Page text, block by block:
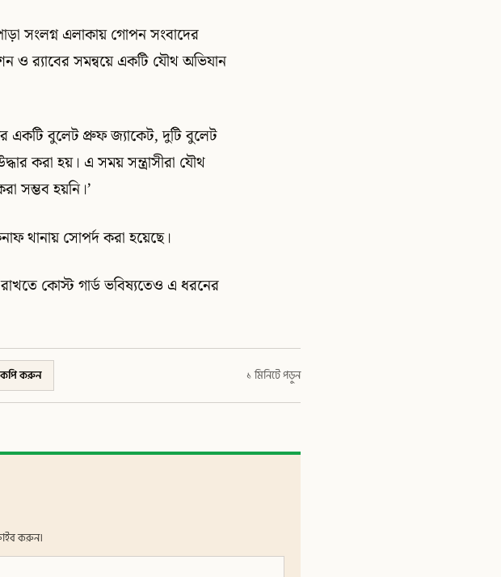
সংলগ্ন এলাকায় গোপন সংবাদের
ও র‍্যাবের সমন্বয়ে একটি যৌথ অভিযান
একটি বুলেট প্রুফ জ্যাকেট, দুটি বুলেট
করা হয়। এ সময় সন্ত্রাসীরা যৌথ
সম্ভব হয়নি।’
থানায় সোপর্দ করা হয়েছে।
কোস্ট গার্ড ভবিষ্যতেও এ ধরনের
করুন ১ মিনিটে পড়ুন
করুন।